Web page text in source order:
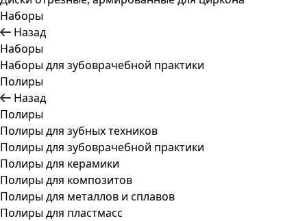
Наборы
Назад
Наборы
Наборы для зубоврачебной практики
Полиры
Назад
Полиры
Полиры для зубных техников
Полиры для зубоврачебной практики
Полиры для керамики
Полиры для композитов
Полиры для металлов и сплавов
Полиры для пластмасс